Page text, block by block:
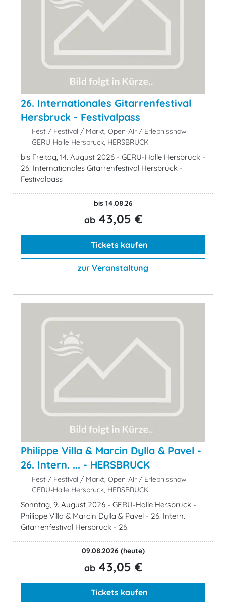
26. Internationales Gitarrenfestival
Hersbruck - Festivalpass
Fest / Festival / Markt, Open-Air / Erlebnisshow
GERU-Halle Hersbruck, HERSBRUCK
bis Freitag, 14. August 2026 - GERU-Halle Hersbruck -
26. Internationales Gitarrenfestival Hersbruck -
Festivalpass
bis 14.08.26
ab 43,05 €
Tickets kaufen
zur Veranstaltung
Philippe Villa & Marcin Dylla & Pavel -
26. Intern. ... - HERSBRUCK
Fest / Festival / Markt, Open-Air / Erlebnisshow
GERU-Halle Hersbruck, HERSBRUCK
Sonntag, 9. August 2026 - GERU-Halle Hersbruck -
Philippe Villa & Marcin Dylla & Pavel - 26. Intern.
Gitarrenfestival Hersbruck - 26.
09.08.2026 (heute)
ab 43,05 €
Tickets kaufen